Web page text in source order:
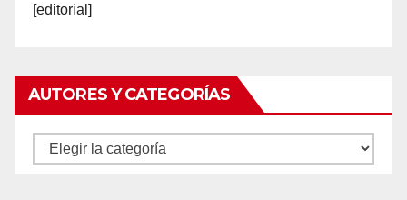
[editorial]
AUTORES Y CATEGORÍAS
Autores